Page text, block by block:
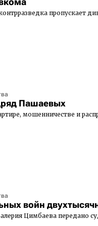
пропускает
Пашаевых
мошенничестве и
войн
Цимбаева передано